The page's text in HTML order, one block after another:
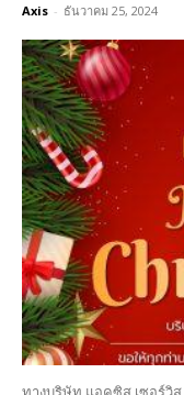
Axis - ธันวาคม 25, 2024